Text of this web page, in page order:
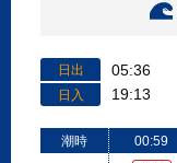
日出 05:36
日入 19:13
潮時 00:59